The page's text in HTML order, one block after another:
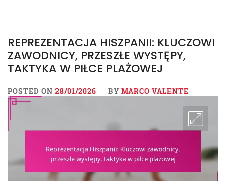
REPREZENTACJA HISZPANII: KLUCZOWI
ZAWODNICY, PRZESZŁE WYSTĘPY,
TAKTYKA W PIŁCE PLAŻOWEJ
POSTED ON 28/01/2026 BY MARCO VALENTE